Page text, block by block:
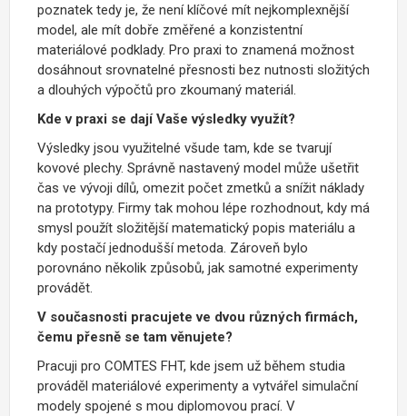
poznatek tedy je, že není klíčové mít nejkomplexnější
model, ale mít dobře změřené a konzistentní
materiálové podklady. Pro praxi to znamená možnost
dosáhnout srovnatelné přesnosti bez nutnosti složitých
a dlouhých výpočtů pro zkoumaný materiál.
Kde v praxi se dají Vaše výsledky využít?
Výsledky jsou využitelné všude tam, kde se tvarují
kovové plechy. Správně nastavený model může ušetřit
čas ve vývoji dílů, omezit počet zmetků a snížit náklady
na prototypy. Firmy tak mohou lépe rozhodnout, kdy má
smysl použít složitější matematický popis materiálu a
kdy postačí jednodušší metoda. Zároveň bylo
porovnáno několik způsobů, jak samotné experimenty
provádět.
V současnosti pracujete ve dvou různých firmách,
čemu přesně se tam věnujete?
Pracuji pro COMTES FHT, kde jsem už během studia
prováděl materiálové experimenty a vytvářel simulační
modely spojené s mou diplomovou prací. V